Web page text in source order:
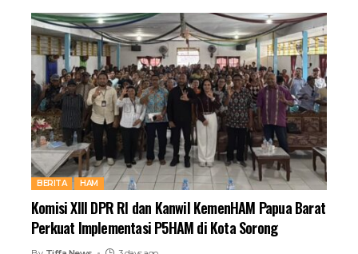
BERITA HAM
Komisi XIII DPR RI dan Kanwil KemenHAM Papua Barat
Perkuat Implementasi P5HAM di Kota Sorong